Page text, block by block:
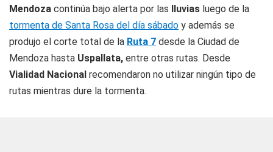
Mendoza continúa bajo alerta por las lluvias luego de la
tormenta de Santa Rosa del día sábado y además se
produjo el corte total de la Ruta 7 desde la Ciudad de
Mendoza hasta Uspallata, entre otras rutas. Desde
Vialidad Nacional recomendaron no utilizar ningún tipo de
rutas mientras dure la tormenta.